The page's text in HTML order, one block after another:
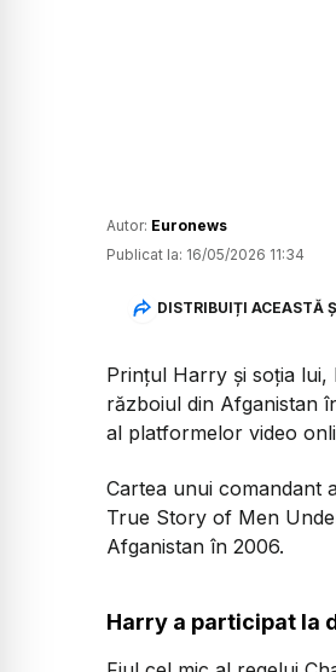
Autor: Euronews
Publicat la: 16/05/2026 11:34
DISTRIBUIȚI ACEASTĂ
Prințul Harry și soția lui,
războiul din Afganistan
al platformelor video
Cartea unui comandant
True Story of Men
Afganistan în 2006.
Harry a participat la